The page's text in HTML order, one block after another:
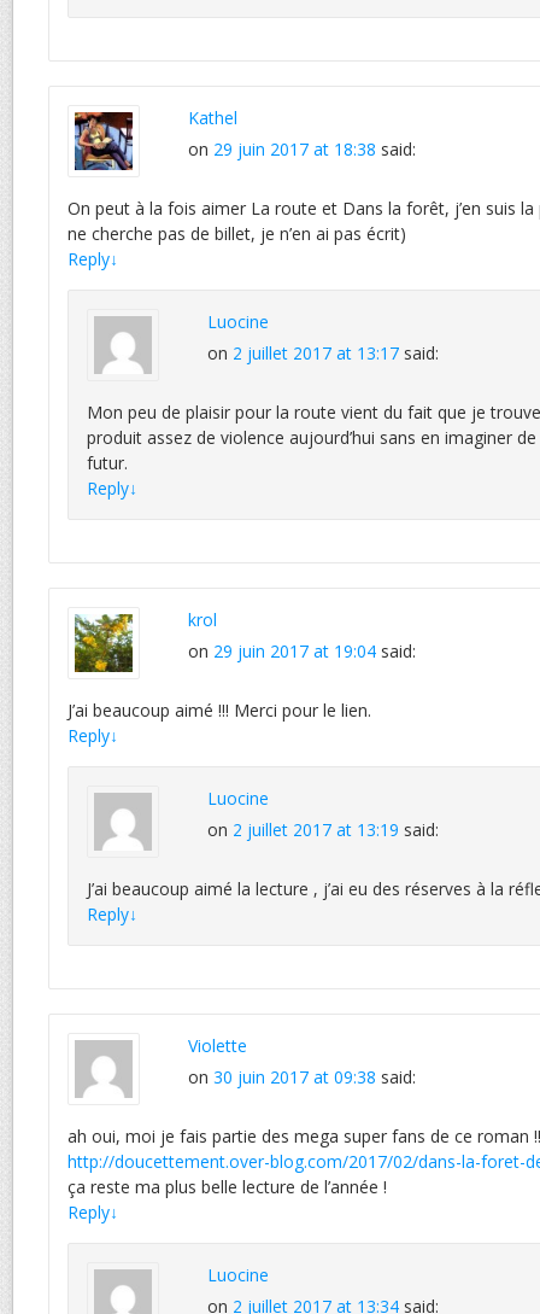
Kathel
on 29 juin 2017 at 18:38 said:
On peut à la fois aimer La route et Dans la forêt, j’en suis la
ne cherche pas de billet, je n’en ai pas écrit)
Reply↓
Luocine
on 2 juillet 2017 at 13:17 said:
Mon peu de plaisir pour la route vient du fait que je
produit assez de violence aujourd’hui sans en imaginer
futur.
Reply↓
krol
on 29 juin 2017 at 19:04 said:
J’ai beaucoup aimé !!! Merci pour le lien.
Reply↓
Luocine
on 2 juillet 2017 at 13:19 said:
J’ai beaucoup aimé la lecture , j’ai eu des réserves à la
Reply↓
Violette
on 30 juin 2017 at 09:38 said:
ah oui, moi je fais partie des mega super fans de ce roman
http://doucettement.over-blog.com/2017/02/dans-la-foret-
ça reste ma plus belle lecture de l’année !
Reply↓
Luocine
on 2 juillet 2017 at 13:34 said: